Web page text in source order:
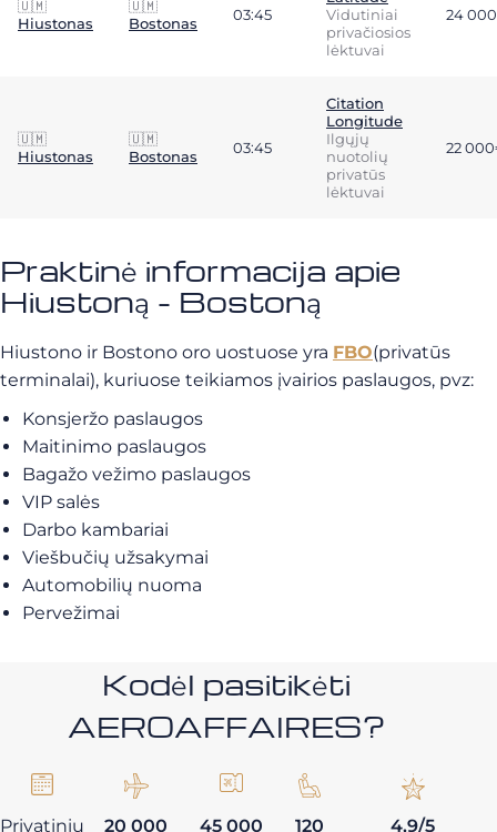
🇺🇲
Hiustonas
🇺🇲
Bostonas
03:45
Vidutiniai
privačiosios
lėktuvai
24
🇺🇲
Hiustonas
🇺🇲
Bostonas
03:45
Citation
Longitude
Ilgųjų
nuotolių
privatūs
lėktuvai
22
Praktinė informacija apie
Hiustoną - Bostoną
Hiustono ir Bostono oro uostuose yra FBO(privatūs
terminalai), kuriuose teikiamos įvairios paslaugos, pvz:
Konsjeržo paslaugos
Maitinimo paslaugos
Bagažo vežimo paslaugos
VIP salės
Darbo kambariai
Viešbučių užsakymai
Automobilių nuoma
Pervežimai
Kodėl pasitikėti
AEROAFFAIRES?
Privatinių
20 000
45 000
120
4,9/5